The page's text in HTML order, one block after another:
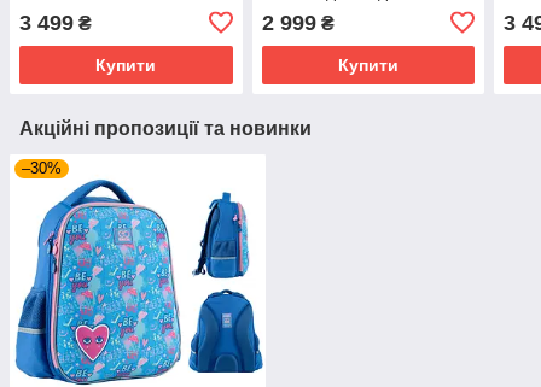
3 499 ₴
Купити
2 999₴
Купити
3
Акційні пропозиції та новинки
–30%